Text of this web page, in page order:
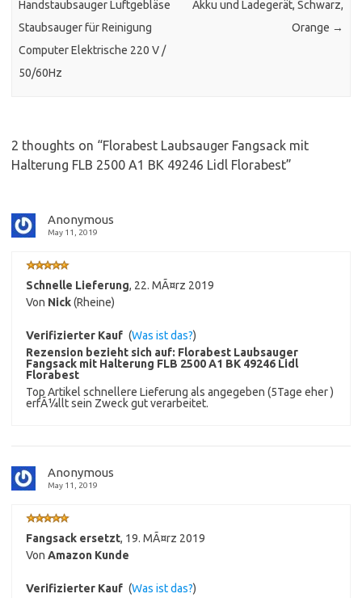
Handstaubsauger Luftgebläse
Staubsauger für Reinigung
Computer Elektrische 220 V /
50/60Hz
Akku und Ladegerät, Schwarz,
Orange →
2 thoughts on “Florabest Laubsauger Fangsack mit
Halterung FLB 2500 A1 BK 49246 Lidl Florabest”
Anonymous
May 11, 2019
Schnelle Lieferung, 22. MÃ¤rz 2019
Von Nick(Rheine)
Verifizierter Kauf (Was ist das?)
Rezension bezieht sich auf: Florabest Laubsauger
Fangsack mit Halterung FLB 2500 A1 BK 49246 Lidl
Florabest
Top Artikel schnellere Lieferung als angegeben (5Tage eher )
erfÃ¼llt sein Zweck gut verarbeitet.
Anonymous
May 11, 2019
Fangsack ersetzt, 19. MÃ¤rz 2019
Von Amazon Kunde
Verifizierter Kauf (Was ist das?)